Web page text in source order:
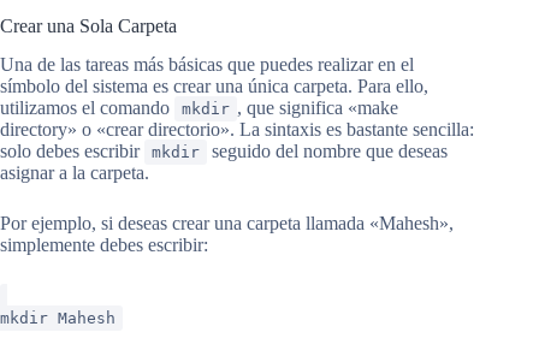
Crear una Sola Carpeta
Una de las tareas más básicas que puedes realizar en el
símbolo del sistema es crear una única carpeta. Para ello,
utilizamos el comando
mkdir , que significa «make
directory» o «crear directorio». La sintaxis es bastante sencilla:
solo debes escribir mkdir
seguido del nombre que deseas
asignar a la carpeta.
Por ejemplo, si deseas crear una carpeta llamada «Mahesh»,
simplemente debes escribir:
mkdir Mahesh